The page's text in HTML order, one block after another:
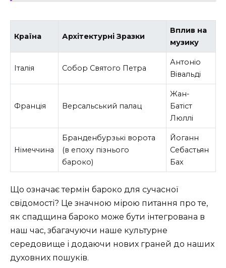
Країна Архітектурні Зразки
Вплив на
музику
Італія Собор Святого Петра
Антоніо
Вівальді
Франція Версальський палац
Жан-
Батіст
Люллі
Німеччина
Бранденбурзькі ворота
(в епоху пізнього
бароко)
Йоганн
Себастьян
Бах
Що означає термін бароко для сучасної
свідомості? Це значною мірою питання про те,
як спадщина бароко може бути інтегрована в
наш час, збагачуючи наше культурне
середовище і додаючи нових граней до наших
духовних пошуків.